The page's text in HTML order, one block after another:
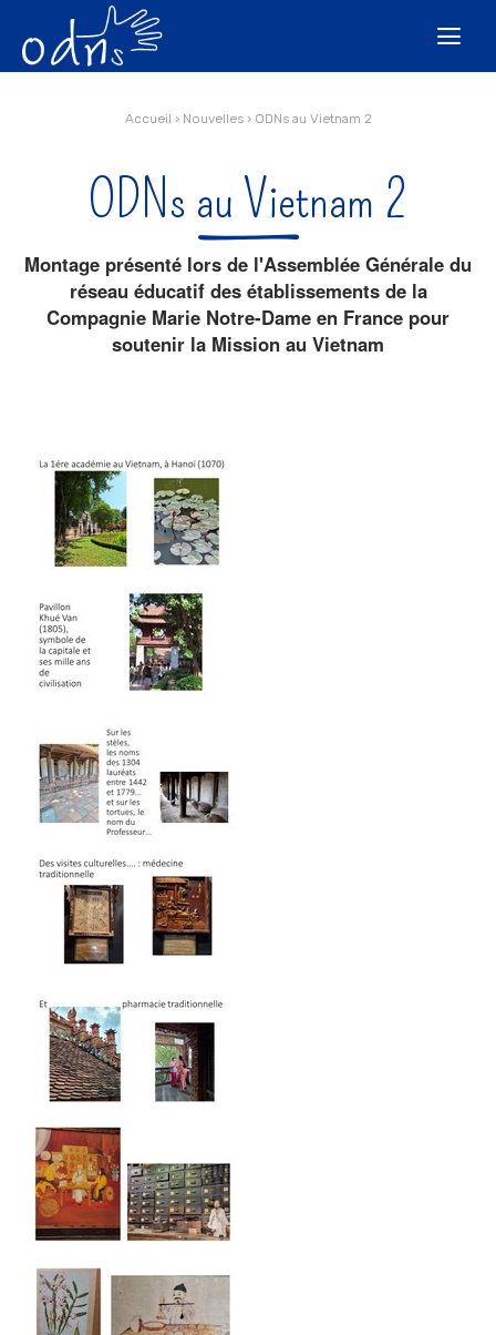

Accueil › Nouvelles › ODNs au Vietnam 2
ODNs au Vietnam 2
Montage présenté lors de l'Assemblée Générale du
réseau éducatif des établissements de la
Compagnie Marie Notre-Dame en France pour
soutenir la Mission au Vietnam